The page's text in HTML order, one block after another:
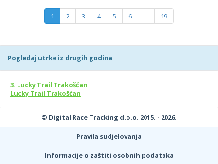
1 2 3 4 5 6 ... 19
Pogledaj utrke iz drugih godina
3. Lucky Trail Trakošćan
Lucky Trail Trakošćan
© Digital Race Tracking d.o.o. 2015. - 2026.
Pravila sudjelovanja
Informacije o zaštiti osobnih podataka